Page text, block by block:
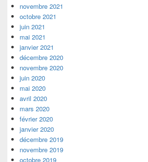
novembre 2021
octobre 2021
juin 2021
mai 2021
janvier 2021
décembre 2020
novembre 2020
juin 2020
mai 2020
avril 2020
mars 2020
février 2020
janvier 2020
décembre 2019
novembre 2019
octobre 2019